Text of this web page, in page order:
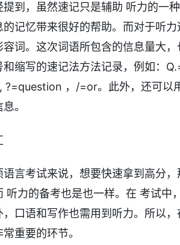
提到，虽然速记只是辅助 听力的一
的记忆带来很好的帮助。而对于听
词。这次词语所包含的信息量大
和缩写的速记法方法记录，例如：
，/=or。此外，还可以
。
语言考试来说，想要快速拿到高分
听力的备考也是也一样。在 考试中
，口语和写作也需用到听力。所以
重要的环节。